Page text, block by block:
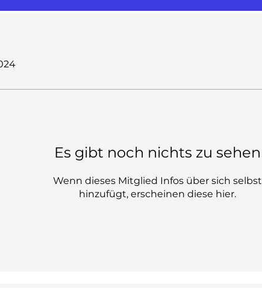
Es gibt noch nichts zu sehen
Wenn dieses Mitglied Infos über sich selbst
hinzufügt, erscheinen diese hier.